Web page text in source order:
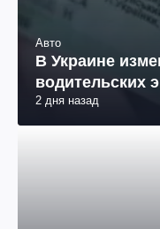
Авто
В Украине
водительских
2 дня назад